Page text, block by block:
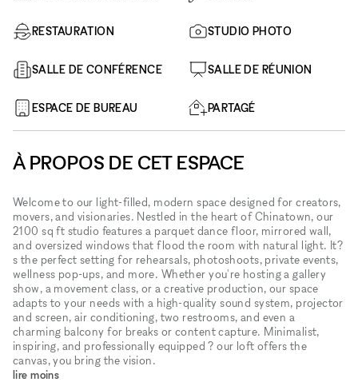
RESTAURATION STUDIO PHOTO
SALLE DE CONFÉRENCE SALLE DE RÉUNION
ESPACE DE BUREAU PARTAGÉ
À PROPOS DE CET ESPACE
Welcome to our light-filled, modern space designed for creators,
movers, and visionaries. Nestled in the heart of Chinatown, our
2100 sq ft studio features a parquet dance floor, mirrored wall,
and oversized windows that flood the room with natural light. It?
s the perfect setting for rehearsals, photoshoots, private events,
wellness pop-ups, and more. Whether you're hosting a gallery
show, a movement class, or a creative production, our space
adapts to your needs with a high-quality sound system, projector
and screen, air conditioning, two restrooms, and even a
charming balcony for breaks or content capture. Minimalist,
inspiring, and professionally equipped ? our loft offers the
canvas, you bring the vision.
lire moins